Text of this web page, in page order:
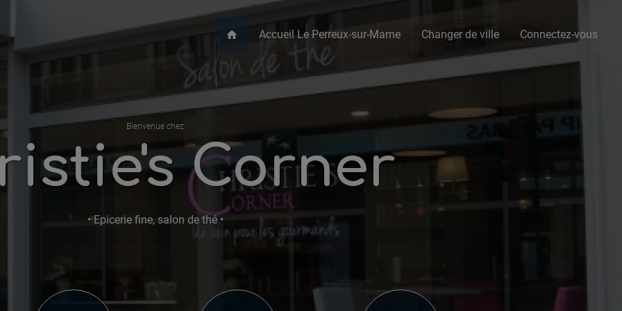
home Accueil Le Perreux-sur-Marne Changer de ville Connectez-vous
Bienvenue chez
Corner
• Epicerie fine, salon de thé •